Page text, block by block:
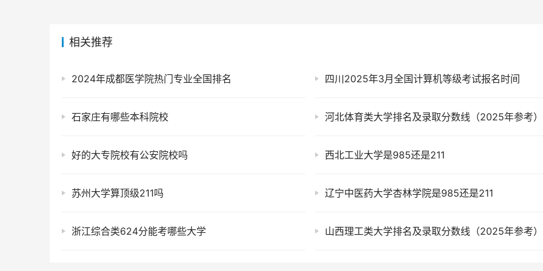
相关推荐
2024年成都医学院热门专业全国排名 四川2025年3月全国计算机等级考试报名时间
石家庄有哪些本科院校 河北体育类大学排名及录取分数线（2025年参考）
好的大专院校有公安院校吗 西北工业大学是985还是211
苏州大学算顶级211吗 辽宁中医药大学杏林学院是985还是211
浙江综合类624分能考哪些大学 山西理工类大学排名及录取分数线（2025年参考）